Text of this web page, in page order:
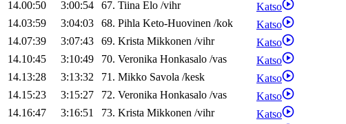
14.00:50
3:00:54 67. Tiina Elo /vihr
Katso
14.03:59
3:04:03 68. Pihla Keto-Huovinen /kok
Katso
14.07:39
3:07:43 69. Krista Mikkonen /vihr
Katso
14.10:45
3:10:49 70. Veronika Honkasalo /vas
Katso
14.13:28
3:13:32 71. Mikko Savola /kesk
Katso
14.15:23
3:15:27 72. Veronika Honkasalo /vas
Katso
14.16:47
3:16:51 73. Krista Mikkonen /vihr
Katso